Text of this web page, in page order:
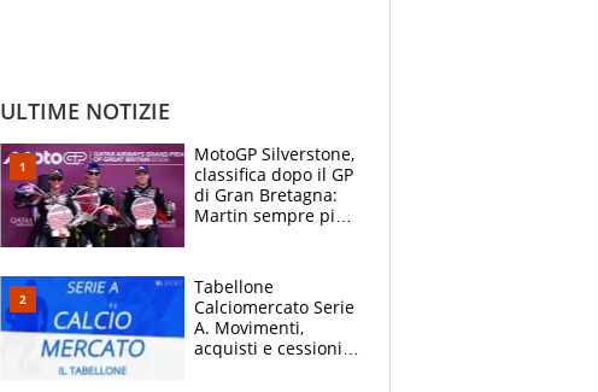
ULTIME NOTIZIE
MotoGP Silverstone,
classifica dopo il GP
di Gran Bretagna:
Martin sempre più
Tabellone
Calciomercato Serie
A. Movimenti,
acquisti e cessioni: